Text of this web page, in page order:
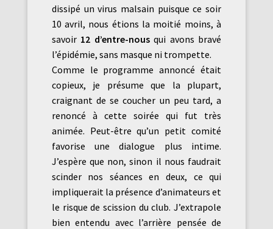
dissipé un virus malsain puisque ce soir
10 avril, nous étions la moitié moins, à
savoir 12 d’entre-nousqui avons bravé
l’épidémie, sans masque ni trompette.
Comme le programme annoncé était
copieux, je présume que la plupart,
craignant de se coucher un peu tard, a
renoncé à cette soirée qui fut très
animée. Peut-être qu’un petit comité
favorise une dialogue plus intime.
J’espère que non, sinon il nous faudrait
scinder nos séances en deux, ce qui
impliquerait la présence d’animateurs et
le risque de scission du club. J’extrapole
bien entendu avec l’arrière pensée de